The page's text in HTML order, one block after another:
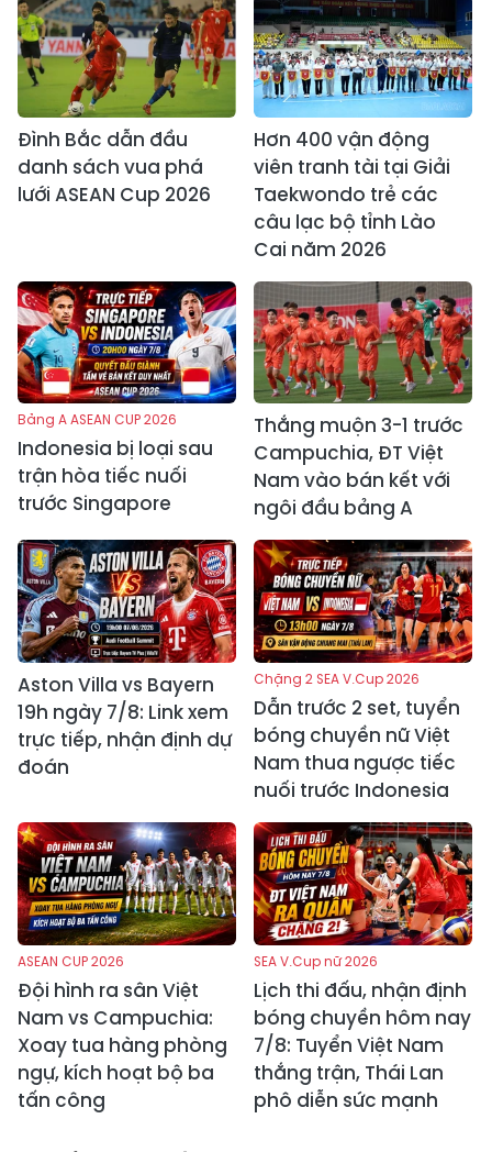
Đình Bắc dẫn đầu
danh sách vua phá
lưới ASEAN Cup 2026
Hơn 400 vận động
viên tranh tài tại Giải
Taekwondo trẻ các
câu lạc bộ tỉnh Lào
Cai năm 2026
Bảng A ASEAN CUP 2026
Indonesia bị loại sau
trận hòa tiếc nuối
trước Singapore
Thắng muộn 3-1 trước
Campuchia, ĐT Việt
Nam vào bán kết với
ngôi đầu bảng A
Aston Villa vs Bayern
19h ngày 7/8: Link xem
trực tiếp, nhận định dự
đoán
Chặng 2 SEA V.Cup 2026
Dẫn trước 2 set, tuyển
bóng chuyền nữ Việt
Nam thua ngược tiếc
nuối trước Indonesia
ASEAN CUP 2026
Đội hình ra sân Việt
Nam vs Campuchia:
Xoay tua hàng phòng
ngự, kích hoạt bộ ba
tấn công
SEA V.Cup nữ 2026
Lịch thi đấu, nhận định
bóng chuyền hôm nay
7/8: Tuyển Việt Nam
thắng trận, Thái Lan
phô diễn sức mạnh